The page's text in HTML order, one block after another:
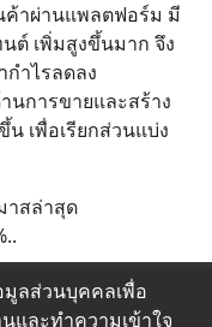
ค้าผ่านแพลตฟอร์ม มี
ต์ เพิ่มสูงขึ้นมาก จึง
ำไรลดลง
นการขายและสร้าง
เพื่อเรียกส่วนแบ่ง
าสล่าสุด
มูลส่วนบุคคลเพื่อ
ละทำความเข้าใจ